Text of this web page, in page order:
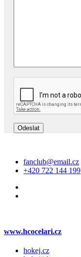
fanclub@email.cz
+420 722 144 199
www.hcocelari.cz
hokej.cz